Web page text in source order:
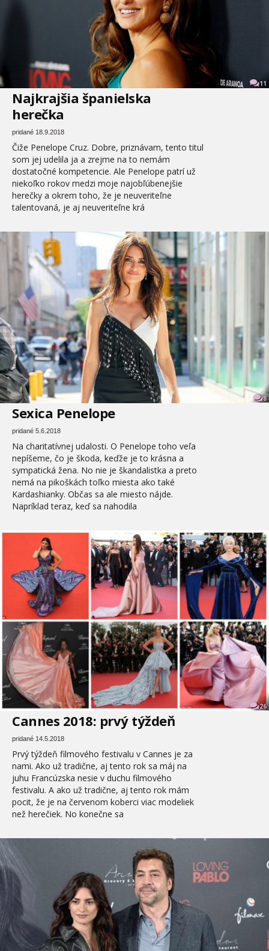
11
Najkrajšia španielska
herečka
pridané 18.9.2018
Čiže Penelope Cruz. Dobre, priznávam, tento titul
som jej udelila ja a zrejme na to nemám
dostatočné kompetencie. Ale Penelope patrí už
niekoľko rokov medzi moje najobľúbenejšie
herečky a okrem toho, že je neuveriteľne
talentovaná, je aj neuveriteľne krá
8
Sexica Penelope
pridané 5.6.2018
Na charitatívnej udalosti. O Penelope toho veľa
nepíšeme, čo je škoda, keďže je to krásna a
sympatická žena. No nie je škandalistka a preto
nemá na pikoškách toľko miesta ako také
Kardashianky. Občas sa ale miesto nájde.
Napríklad teraz, keď sa nahodila
26
Cannes 2018: prvý týždeň
pridané 14.5.2018
Prvý týždeň filmového festivalu v Cannes je za
nami. Ako už tradične, aj tento rok sa máj na
juhu Francúzska nesie v duchu filmového
festivalu. A ako už tradične, aj tento rok mám
pocit, že je na červenom koberci viac modeliek
než herečiek. No konečne sa